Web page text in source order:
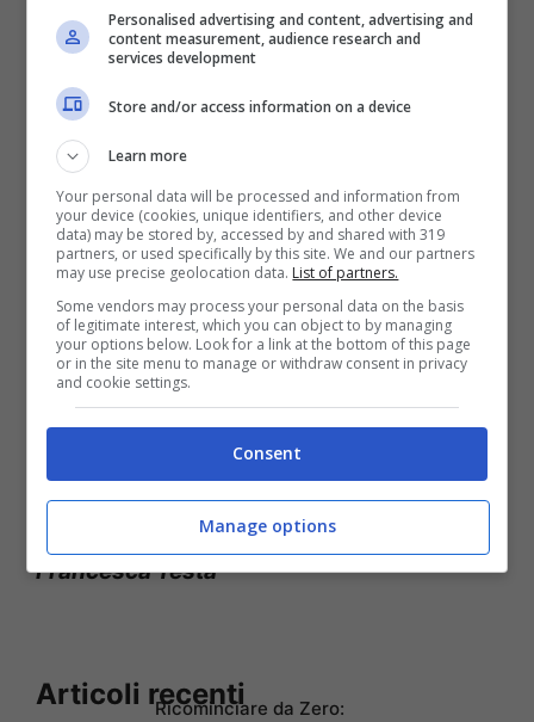
dal maestro stesso: oggi viene
eccezionalmente messa in mostra dopo un
attento lavoro di restauro che l’ha portata
a Chieti dalla sua sede originale, la
di De Chirico
chiesa di San Francesco a Ripa di Roma.
Una mostra dunque articolata e
interessante che fornirà agli appassionati
di arte l’occasione per scoprire un profilo
forse meno noto dell’artista che ha
segnato uno snodo fondamentale nella
pittura novecentesca.
Francesca Testa
Articoli recentiRicominciare da Zero:
Personalised advertising and content, advertising and
content measurement, audience research and
services development
Store and/or access information on a device
Learn more
Your personal data will be processed and information from
your device (cookies, unique identifiers, and other device
data) may be stored by, accessed by and shared with 319
partners, or used specifically by this site. We and our partners
may use precise geolocation data. List of partners.
Some vendors may process your personal data on the basis
of legitimate interest, which you can object to by managing
your options below. Look for a link at the bottom of this page
or in the site menu to manage or withdraw consent in privacy
and cookie settings.
Consent
Manage options